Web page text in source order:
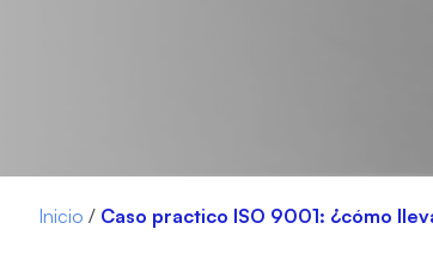
Inicio / Caso practico ISO 9001: ¿cómo